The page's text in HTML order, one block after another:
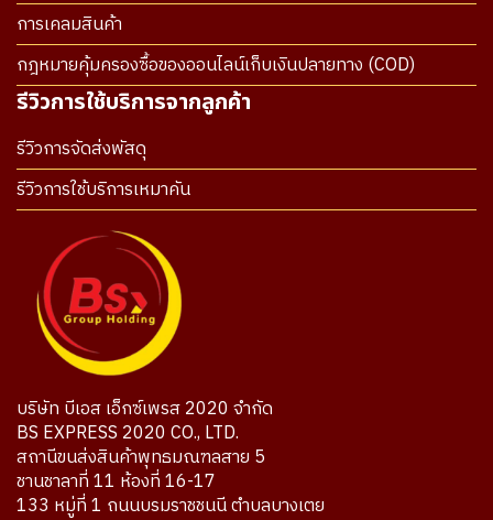
การเคลมสินค้า
กฎหมายคุ้มครองซื้อของออนไลน์เก็บเงินปลายทาง (COD)
รีวิวการใช้บริการจากลูกค้า
รีวิวการจัดส่งพัสดุ
รีวิวการใช้บริการเหมาคัน
บริษัท บีเอส เอ็กซ์เพรส 2020 จำกัด
BS EXPRESS 2020 CO., LTD.
สถานีขนส่งสินค้าพุทธมณฑลสาย 5
ชานชาลาที่ 11 ห้องที่ 16-17
133 หมู่ที่ 1 ถนนบรมราชชนนี ตำบลบางเตย